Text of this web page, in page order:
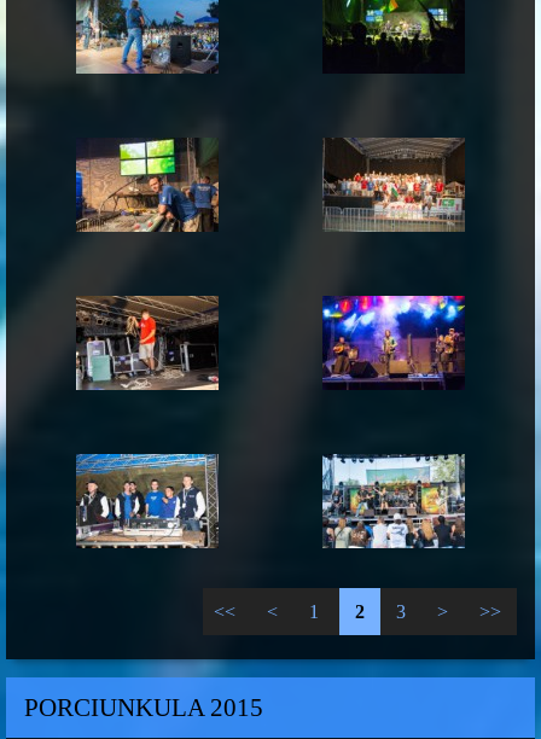
<< < 1 2 3 > >>
PORCIUNKULA 2015